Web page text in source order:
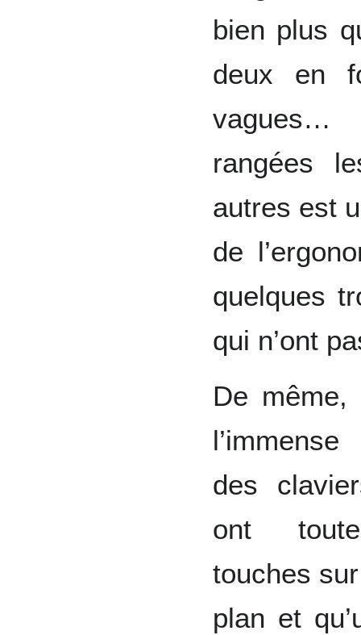
bien plus
deux en
vagues…
rangées
autres est
de
quelques
qui n’ont
De même,
des
ont
touches
plan et